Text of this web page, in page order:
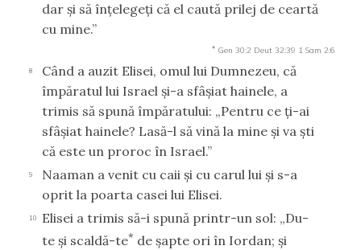
dar şi să înţelegeţi că el caută prilej de ceartă
cu mine.”
* Gen 30:2 Deut 32:39 1 Sam 2:6
8
Când a auzit Elisei, omul lui Dumnezeu, că
împăratul lui Israel şi-a sfâşiat hainele, a
trimis să spună împăratului: „Pentru ce ţi-ai
sfâşiat hainele? Lasă-l să vină la mine şi va şti
că este un proroc în Israel.”
9
Naaman a venit cu caii şi cu carul lui şi s-a
oprit la poarta casei lui Elisei.
10
Elisei a trimis să-i spună printr-un sol: „Du-
te şi scaldă-te* de şapte ori în Iordan; şi